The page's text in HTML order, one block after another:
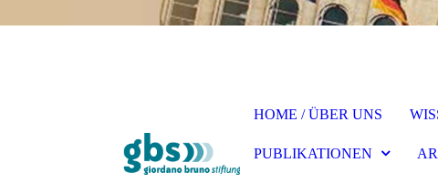
HOME / ÜBER UNS
PUBLIKATIONEN